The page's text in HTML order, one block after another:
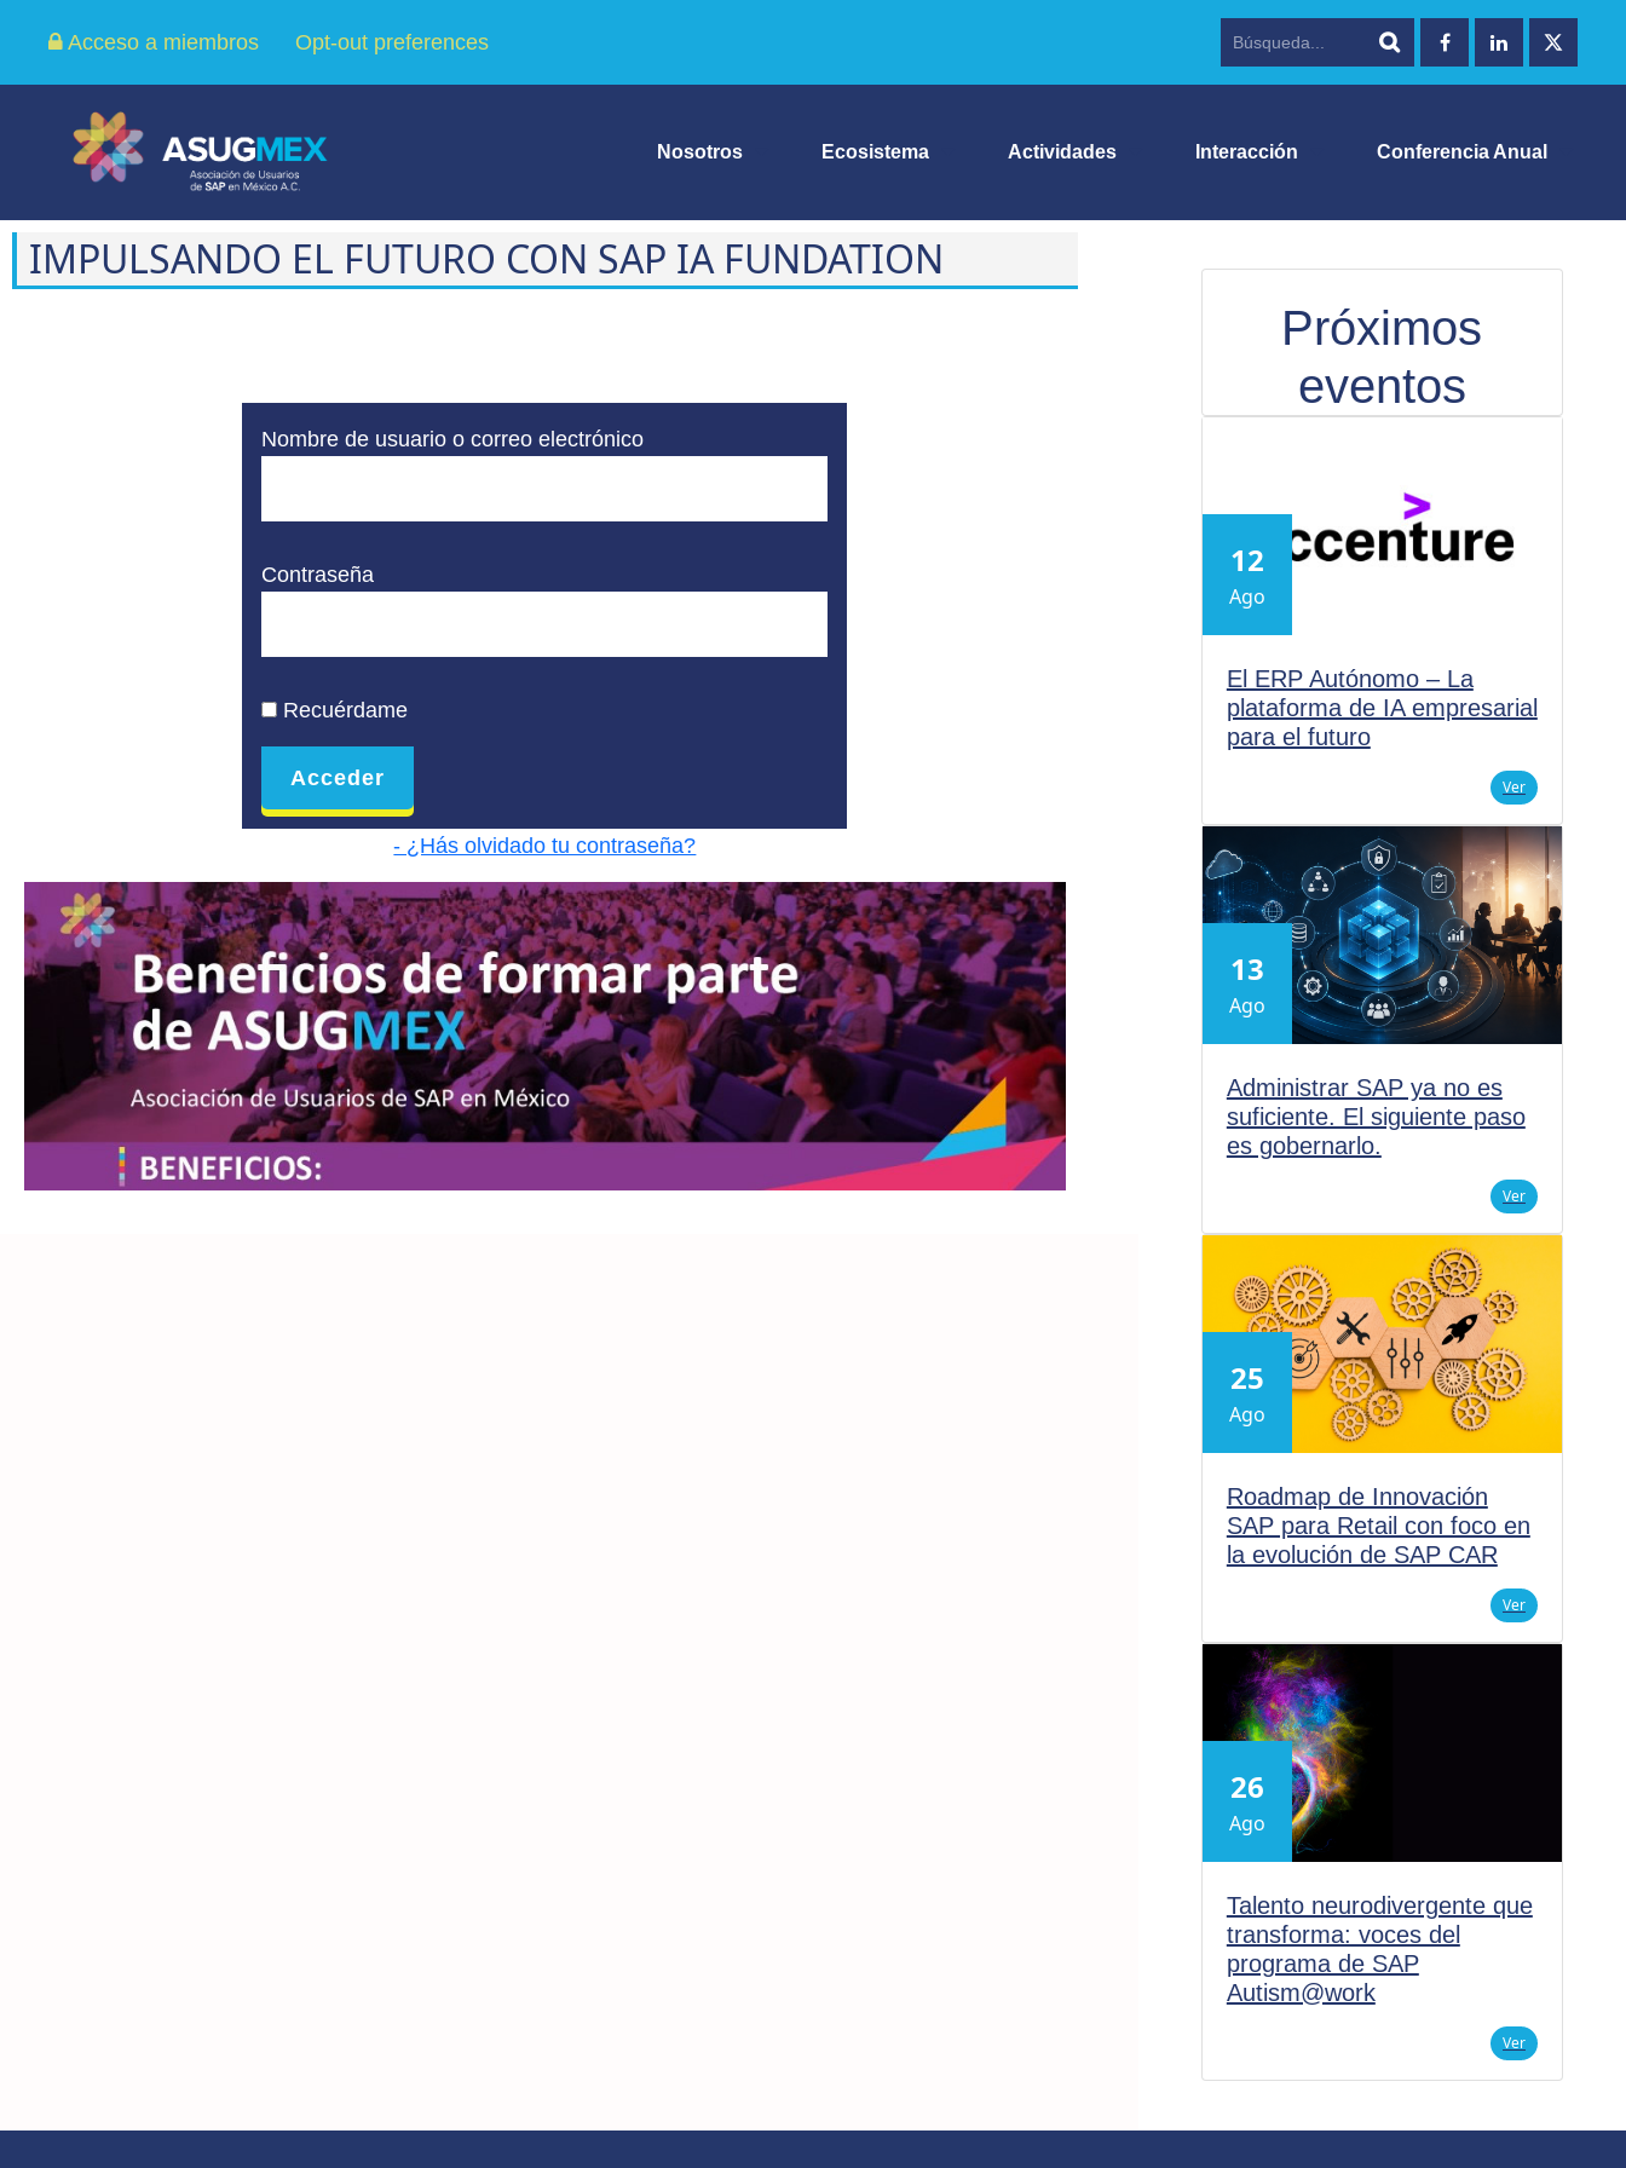
Acceso a miembros Opt-out preferences
Nosotros Ecosistema Actividades Interacción Conferencia Anual
IMPULSANDO EL FUTURO CON SAP IA FUNDATION
Nombre de usuario o correo electrónico
Contraseña
Recuérdame
- ¿Hás olvidado tu contraseña?
Próximos
eventos
12
Ago
El ERP Autónomo – La
plataforma de IA empresarial
para el futuro
Ver
13
Ago
Administrar SAP ya no es
suficiente. El siguiente paso
es gobernarlo.
Ver
25
Ago
Roadmap de Innovación
SAP para Retail con foco en
la evolución de SAP CAR
Ver
26
Ago
Talento neurodivergente que
transforma: voces del
programa de SAP
Autism@work
Ver